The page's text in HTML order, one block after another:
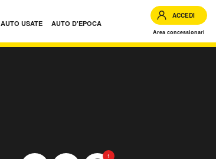
AUTO USATE AUTO D'EPOCA
ACCEDI
Area concessionari
1